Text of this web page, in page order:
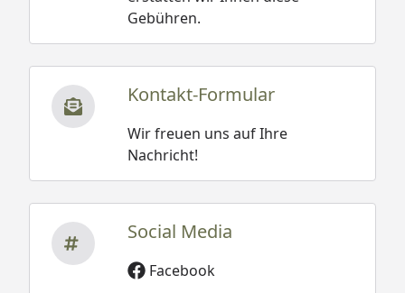
Gebühren.
Kontakt-Formular
Wir freuen uns auf Ihre
Nachricht!
Social Media
Facebook